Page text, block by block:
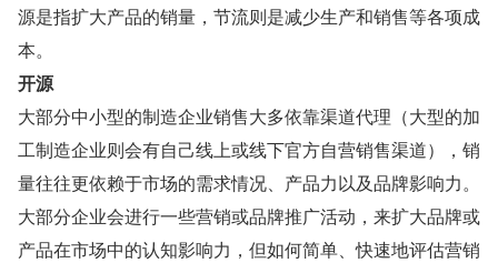
源是指扩大产品的销量，节流则是减少生产和销售等各项成
本。
开源
大部分中小型的制造企业销售大多依靠渠道代理（大型的加
工制造企业则会有自己线上或线下官方自营销售渠道），销
量往往更依赖于市场的需求情况、产品力以及品牌影响力。
大部分企业会进行一些营销或品牌推广活动，来扩大品牌或
产品在市场中的认知影响力，但如何简单、快速地评估营销